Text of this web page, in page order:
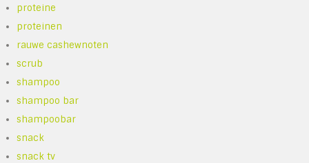
proteine
proteinen
rauwe cashewnoten
scrub
shampoo
shampoo bar
shampoobar
snack
snack tv